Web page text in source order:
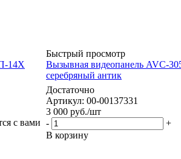
14Х
с вами
Быстрый просмотр
Вызывная видеопанель AVC-
серебряный антик
Достаточно
Артикул: 00-00137331
3 000 руб./шт
-
+
В корзину